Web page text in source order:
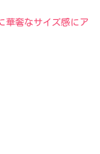
華奢なサイズ感にア